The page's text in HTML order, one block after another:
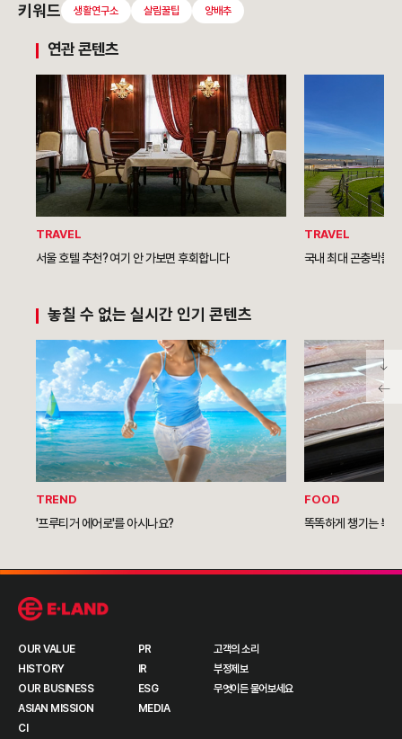
키워드 생활연구소 살림꿀팁 양배추
연관 콘텐츠
TRAVEL
서울 호텔 추천? 여기 안 가보면 후회합니다
TRAVEL
국내 최대 곤충박물
놓칠 수 없는 실시간 인기 콘텐츠
TREND
'프루티거 에어로'를 아시나요?
FOOD
똑똑하게 챙기는 복
OUR VALUE
HISTORY
OUR BUSINESS
ASIAN MISSION
CI
PR
IR
ESG
MEDIA
고객의 소리
부정제보
무엇이든 물어보세요